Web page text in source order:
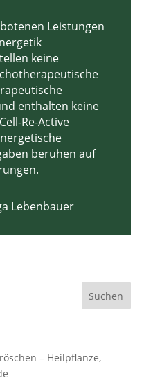
Leistungen
keine
enthalten keine
Re-Active
beruhen auf
Lebenbauer
– Heilpflanze,